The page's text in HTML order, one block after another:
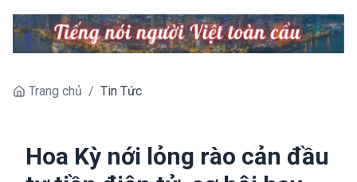
Trang chủ / Tin Tức
Hoa Kỳ nới lỏng rào cản đầu